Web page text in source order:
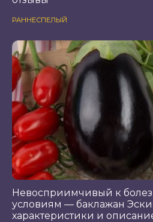
РАННЕСПЕЛЫЙ
Невосприимчивый к
условиям — баклажан
характеристики и